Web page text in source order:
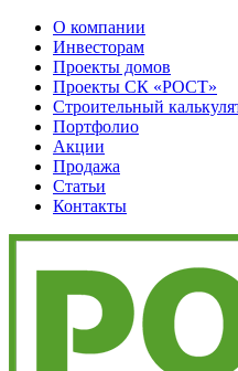
О компании
Инвесторам
Проекты домов
Проекты СК «РОСТ»
Строительный
Портфолио
Акции
Продажа
Статьи
Контакты